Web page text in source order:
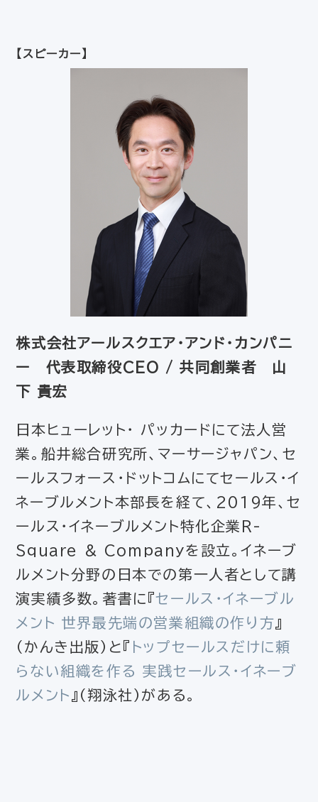
【スピーカー】
株式会社アールスクエア・アンド・カンパニ
ー 代表取締役CEO / 共同創業者 山
下 貴宏
日本ヒューレット・ パッカードにて法人営
業。船井総合研究所、マーサージャパン、セ
ールスフォース・ドットコムにてセールス・イ
ネーブルメント本部長を経て、2019年、セ
ールス・イネーブルメント特化企業R-
Square & Companyを設立。イネーブ
ルメント分野の日本での第一人者として講
演実績多数。著書に『セールス・イネーブル
メント 世界最先端の営業組織の作り方 』
（かんき出版）と『 トップセールスだけに頼
らない組織を作る 実践セールス・イネーブ
ルメント 』（翔泳社）がある。